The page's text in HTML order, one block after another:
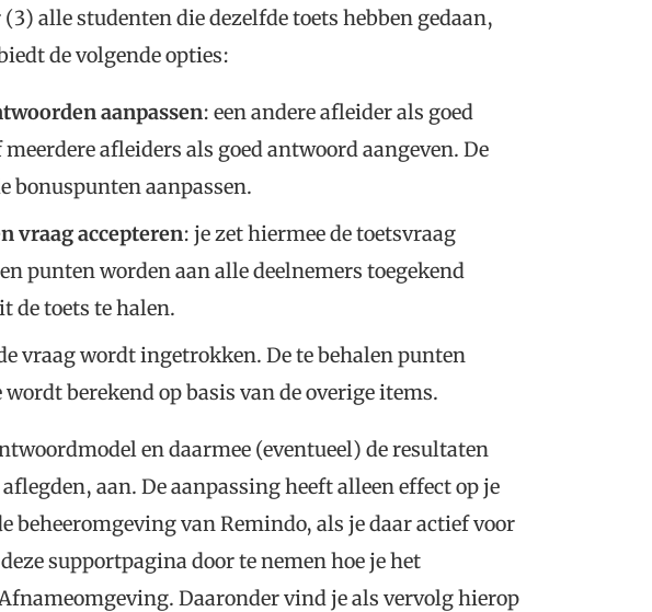
alle studenten die dezelfde toets hebben gedaan,
de volgende opties:
aanpassen: een andere afleider als goed
afleiders als goed antwoord aangeven. De
bonuspunten aanpassen.
vraag accepteren: je zet hiermee de toetsvraag
punten worden aan alle deelnemers toegekend
de toets te halen.
vraag wordt ingetrokken. De te behalen punten
berekend op basis van de overige items.
en daarmee (eventueel) de resultaten
aan. De aanpassingheeft alleen effect op je
beheeromgeving van Remindo, als je daar actief voor
supportpagina door te nemen hoe je het
Daaronder vind je als vervolg hierop